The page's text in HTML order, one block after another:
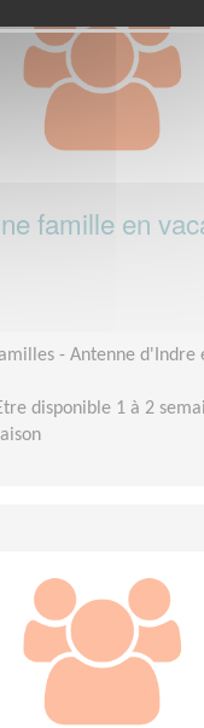
famille en
- Antenne d'Indre
disponible 1 à 2